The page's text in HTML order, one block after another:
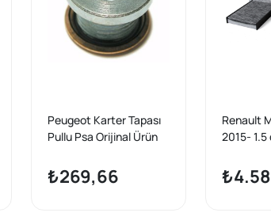
Peugeot Karter Tapası
Pullu Psa Orijinal Ürün
₺269,66
Renault
2015-
Mais